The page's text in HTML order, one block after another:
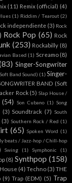
(11) Remix (official) (4)
(1) Riddim / Tearout (2)
independiente (3) Rock
Rock Pop (65) Rock
(253) Rockabilly (8)
Based (1) Screamo (8)
Singer-Songwriter
Band Sound) (1) Singer-
BAND (Soft
Rock (5) Slap House /
(54) Son Cubano (1) Song
(3) Soundtrack (7) South
(3) Southern Rock / Red (1)
(65) Spoken Word (1)
beats / Jazz-hop / Chill-hop
Swing (1) Symphonic (1)
(8) Synthpop (158)
(4) Techno (3) THE
(9) Trap (EDM) (5) Trap